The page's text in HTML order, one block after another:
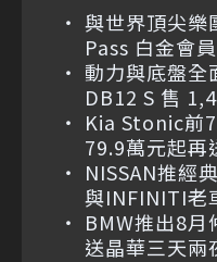
與世界頂尖
Pass 白金會
動力與底盤
DB12 S 售
Kia Stonic前
79.9萬元起再
NISSAN推經
與INFINITI老
BMW推出8
送晶華三天兩